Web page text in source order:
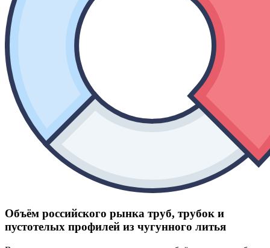
Объём российского рынка труб, трубок и
пустотелых профилей из чугунного литья